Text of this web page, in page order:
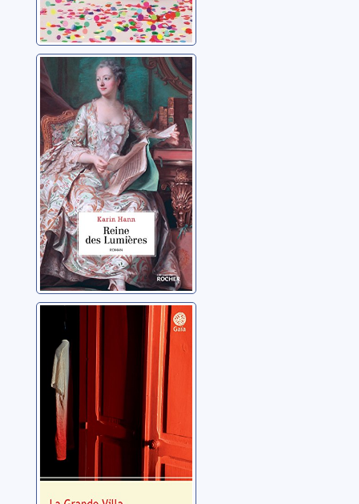
Reine des
Lumières
Hann, Karin
La grande villa
Vilaine, Laurence